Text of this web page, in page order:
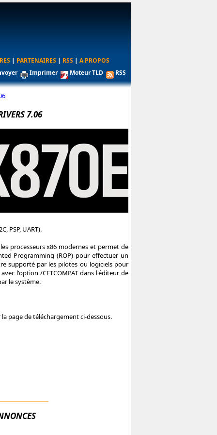
| PARTENAIRES | RSS | A PROPOS
Imprimer Moteur TLD RSS
7.06
PSP, UART).
processeurs x86 modernes et permet de
Programming (ROP) pour effectuer un
supporté par les pilotes ou logiciels pour
l'option /CETCOMPAT dans l'éditeur de
le système.
page de téléchargement ci-dessous.